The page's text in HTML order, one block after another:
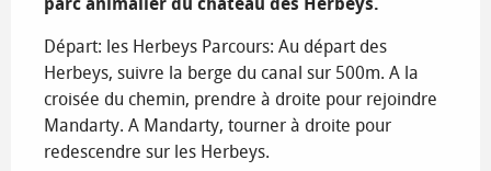
parc animalier du château des Herbeys.
Départ: les Herbeys Parcours: Au départ des
Herbeys, suivre la berge du canal sur 500m. A la
croisée du chemin, prendre à droite pour rejoindre
Mandarty. A Mandarty, tourner à droite pour
redescendre sur les Herbeys.